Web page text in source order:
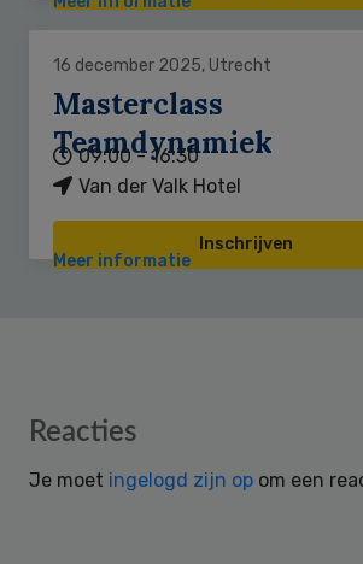
16 december 2025, Utrecht
Masterclass
Teamdynamiek
09:00 - 16:30
Van der Valk Hotel
Inschrijven
Meer informatie
Reader
Reacties
Je moet ingelogd zijn op om een